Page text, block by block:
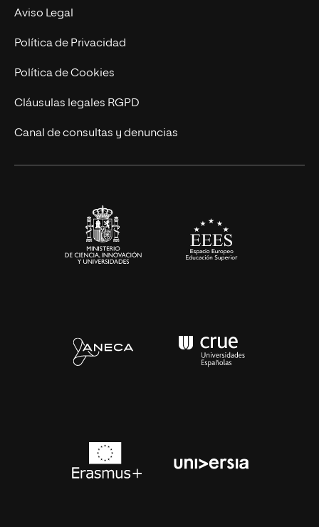
Experto Universitario
Postgrados
Cursos Universitarios
Nuestro Equipo
Trabaja en UNIR
Actualidad
UNIR Revista
Eventos
Aviso Legal
Política de Privacidad
Política de Cookies
Cláusulas legales RGPD
Canal de consultas y denuncias